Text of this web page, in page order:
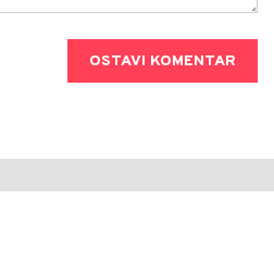
OSTAVI KOMENTAR